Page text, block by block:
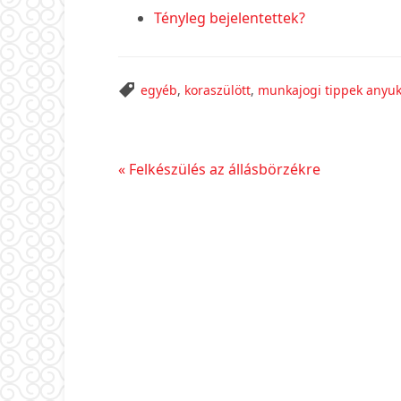
Tényleg bejelentettek?
egyéb, koraszülött, munkajogi tippek
Előző
« Felkészülés az állásbörzékre